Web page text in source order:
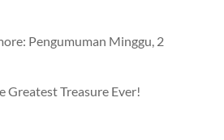
Pengumuman Minggu, 2
Greatest Treasure Ever!